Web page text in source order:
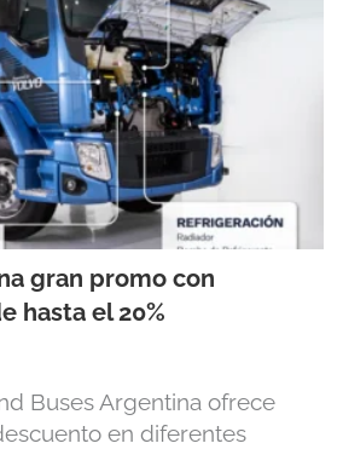
gran promo con
hasta el 20%
Buses Argentina ofrece
en diferentes